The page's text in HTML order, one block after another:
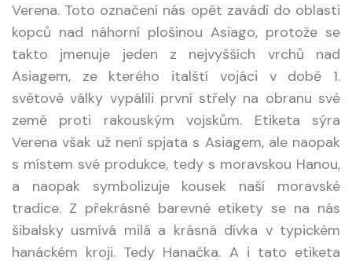
Verena. Toto označení nás opět zavádí do oblasti
kopců nad náhorní plošinou Asiago, protože se
takto jmenuje jeden z nejvyšších vrchů nad
Asiagem, ze kterého italští vojáci v době 1.
světové války vypálili první střely na obranu své
země proti rakouským vojskům. Etiketa sýra
Verena však už není spjata s Asiagem, ale naopak
s místem své produkce, tedy s moravskou Hanou,
a naopak symbolizuje kousek naší moravské
tradice. Z překrásné barevné etikety se na nás
šibalsky usmívá milá a krásná dívka v typickém
hanáckém kroji. Tedy Hanačka. A i tato etiketa